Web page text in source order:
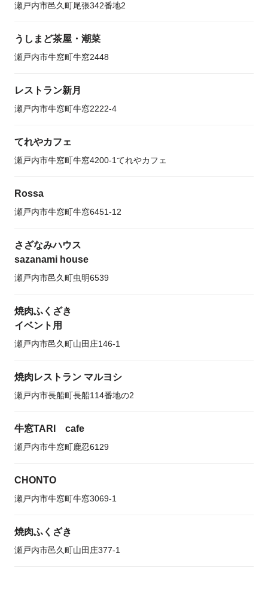
瀬戸内市邑久町尾張342番地2
うしまど茶屋・潮菜
瀬戸内市牛窓町牛窓2448
レストラン新月
瀬戸内市牛窓町牛窓2222-4
てれやカフェ
瀬戸内市牛窓町牛窓4200-1てれやカフェ
Rossa
瀬戸内市牛窓町牛窓6451-12
さざなみハウス
sazanami house
瀬戸内市邑久町虫明6539
焼肉ふくざき
イベント用
瀬戸内市邑久町山田庄146-1
焼肉レストラン マルヨシ
瀬戸内市長船町長船114番地の2
牛窓TARI cafe
瀬戸内市牛窓町鹿忍6129
CHONTO
瀬戸内市牛窓町牛窓3069-1
焼肉ふくざき
瀬戸内市邑久町山田庄377-1